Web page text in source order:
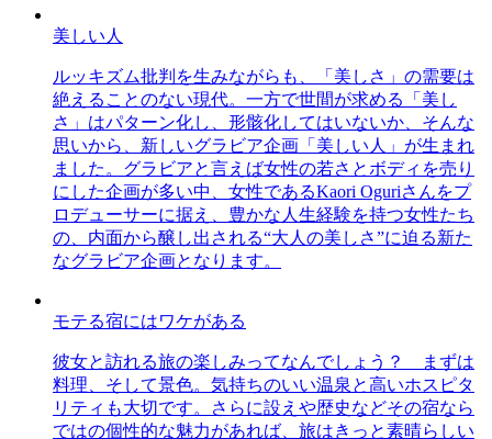
美しい人
ルッキズム批判を生みながらも、「美しさ」の需要は
絶えることのない現代。一方で世間が求める「美し
さ」はパターン化し、形骸化してはいないか、そんな
思いから、新しいグラビア企画「美しい人」が生まれ
ました。グラビアと言えば女性の若さとボディを売り
にした企画が多い中、女性であるKaori Oguriさんをプ
ロデューサーに据え、豊かな人生経験を持つ女性たち
の、内面から醸し出される“大人の美しさ”に迫る新た
なグラビア企画となります。
モテる宿にはワケがある
彼女と訪れる旅の楽しみってなんでしょう？ まずは
料理、そして景色。気持ちのいい温泉と高いホスピタ
リティも大切です。さらに設えや歴史などその宿なら
ではの個性的な魅力があれば、旅はきっと素晴らしい